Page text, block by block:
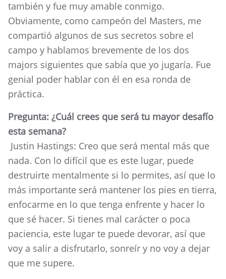
también y fue muy amable conmigo.
Obviamente, como campeón del Masters, me
compartió algunos de sus secretos sobre el
campo y hablamos brevemente de los dos
majors siguientes que sabía que yo jugaría. Fue
genial poder hablar con él en esa ronda de
práctica.
Pregunta: ¿Cuál crees que será tu mayor desafío
esta semana?
Justin Hastings: Creo que será mental más que
nada. Con lo difícil que es este lugar, puede
destruirte mentalmente si lo permites, así que lo
más importante será mantener los pies en tierra,
enfocarme en lo que tenga enfrente y hacer lo
que sé hacer. Si tienes mal carácter o poca
paciencia, este lugar te puede devorar, así que
voy a salir a disfrutarlo, sonreír y no voy a dejar
que me supere.